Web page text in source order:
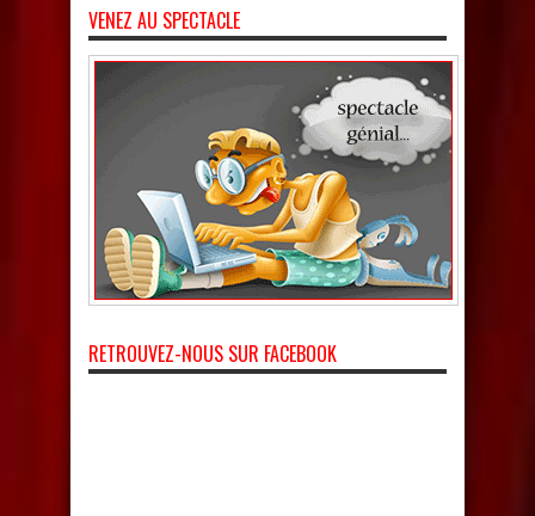
VENEZ AU SPECTACLE
RETROUVEZ-NOUS SUR FACEBOOK